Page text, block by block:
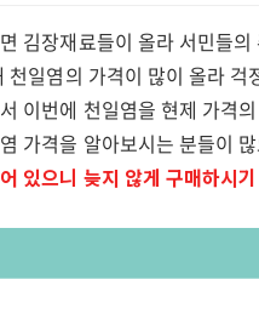
김장재료들이 올라 서민들
천일염의 가격이 많이 올라
이번에 천일염을 현제 가격
가격을 알아보시는 분들이
있으니 늦지 않게 구매하시